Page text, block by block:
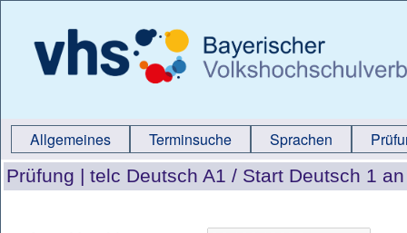
Allgemeines Terminsuche Sprachen
Prüfung | telc Deutsch A1 / Start Deutsch 1